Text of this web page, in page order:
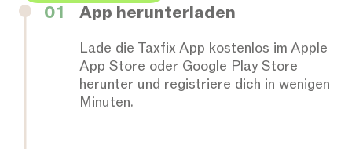
01 App herunterladen
Lade die Taxfix App kostenlos im Apple
App Store oder Google Play Store
herunter und registriere dich in wenigen
Minuten.